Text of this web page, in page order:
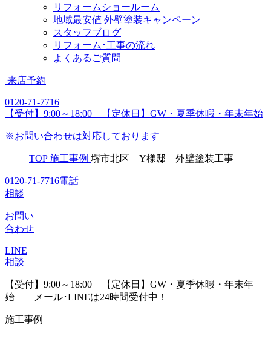
リフォームショールーム
地域最安値 外壁塗装キャンペーン
スタッフブログ
リフォーム･工事の流れ
よくあるご質問
来店予約
0120-71-7716
【受付】9:00～18:00 【定休日】GW・夏季休暇・年末年始
※お問い合わせは対応しております
TOP 施工事例 堺市北区 Y様邸 外壁塗装工事
0120-71-7716電話
相談
お問い
合わせ
LINE
相談
【受付】9:00～18:00 【定休日】GW・夏季休暇・年末年
始 メール･LINEは24時間受付中！
施工事例